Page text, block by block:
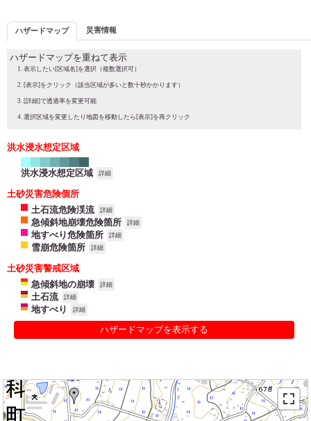
ハザードマップ 災害情報
ハザードマップを重ねて表示
表示したい[区域名]を選択（複数選択可）
[表示]をクリック（該当区域が多いと数十秒かかります）
[詳細]で透過率を変更可能
選択区域を変更したり地図を移動したら[表示]を再クリック
洪水浸水想定区域
洪水浸水想定区域 詳細
土砂災害危険個所
土石流危険渓流
詳細
急傾斜地崩壊危険箇所 詳細
地すべり危険箇所 詳細
雪崩危険箇所 詳細
土砂災害警戒区域
急傾斜地の崩壊
詳細
土石流 詳細
地すべり 詳細
ハザードマップを表示する